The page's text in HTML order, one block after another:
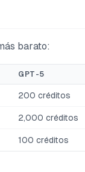
barato:
GPT-5
200 créditos
2,000 créditos
100 créditos